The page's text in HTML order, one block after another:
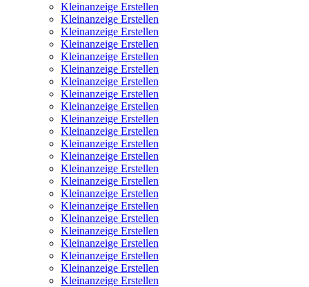
Kleinanzeige Erstellen
Kleinanzeige Erstellen
Kleinanzeige Erstellen
Kleinanzeige Erstellen
Kleinanzeige Erstellen
Kleinanzeige Erstellen
Kleinanzeige Erstellen
Kleinanzeige Erstellen
Kleinanzeige Erstellen
Kleinanzeige Erstellen
Kleinanzeige Erstellen
Kleinanzeige Erstellen
Kleinanzeige Erstellen
Kleinanzeige Erstellen
Kleinanzeige Erstellen
Kleinanzeige Erstellen
Kleinanzeige Erstellen
Kleinanzeige Erstellen
Kleinanzeige Erstellen
Kleinanzeige Erstellen
Kleinanzeige Erstellen
Kleinanzeige Erstellen
Kleinanzeige Erstellen